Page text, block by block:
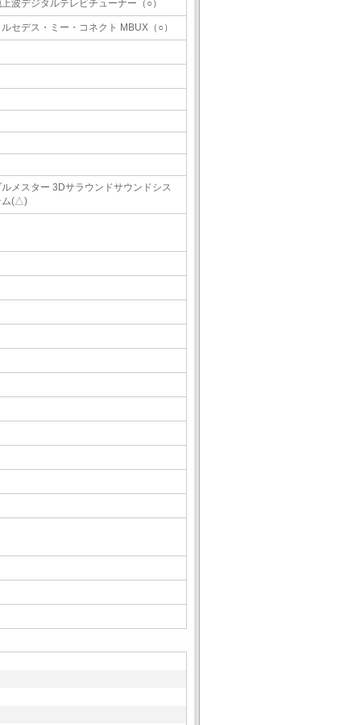
波デジタルテレビチューナー（○）
セデス・ミー・コネクト MBUX（○）
メスター 3Dサラウンドサウンドシス
ム(△)